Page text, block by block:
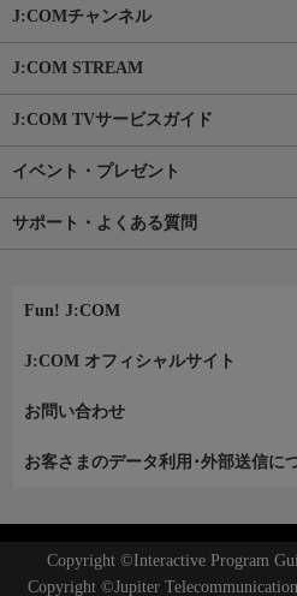
J:COMチャンネル
J:COM STREAM
J:COM TVサービスガイド
イベント・プレゼント
サポート・よくある質問
Fun! J:COM
J:COM オフィシャルサイト
お問い合わせ
お客さまのデータ利用･外部送信に
Copyright ©Interactive Program
Copyright ©Jupiter